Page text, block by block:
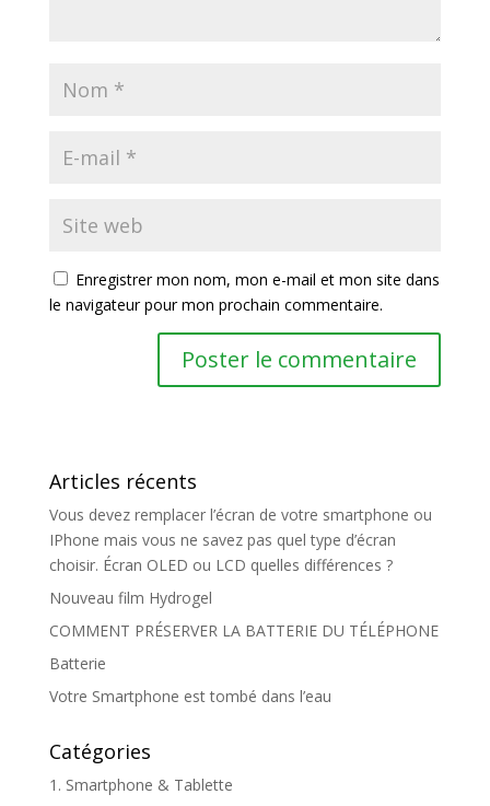
Enregistrer mon nom, mon e-mail et mon site dans
le navigateur pour mon prochain commentaire.
Articles récents
Vous devez remplacer l’écran de votre smartphone ou
IPhone mais vous ne savez pas quel type d’écran
choisir. Écran OLED ou LCD quelles différences ?
Nouveau film Hydrogel
COMMENT PRÉSERVER LA BATTERIE DU TÉLÉPHONE
Batterie
Votre Smartphone est tombé dans l’eau
Catégories
1. Smartphone & Tablette